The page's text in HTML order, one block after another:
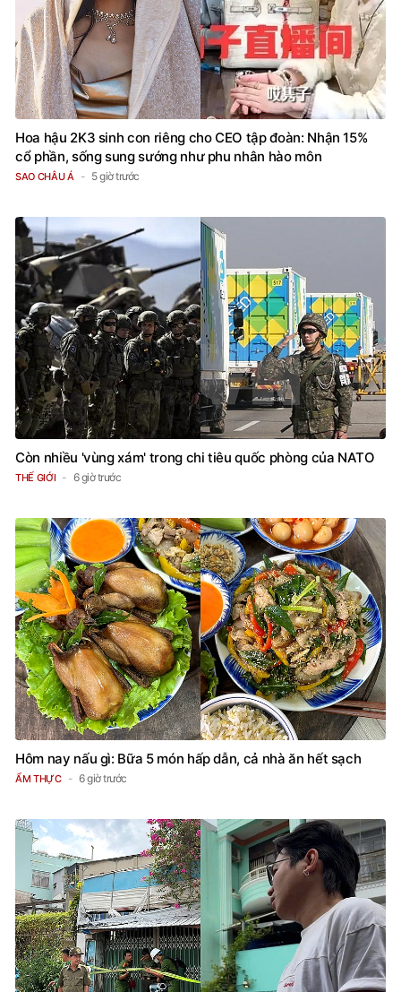
Hoa hậu 2K3 sinh con riêng cho CEO tập đoàn: Nhận 15%
cổ phần, sống sung sướng như phu nhân hào môn
SAO CHÂU Á 5 giờ trước
Còn nhiều 'vùng xám' trong chi tiêu quốc phòng của NATO
THẾ GIỚI 6 giờ trước
Hôm nay nấu gì: Bữa 5 món hấp dẫn, cả nhà ăn hết sạch
ẨM THỰC 6 giờ trước